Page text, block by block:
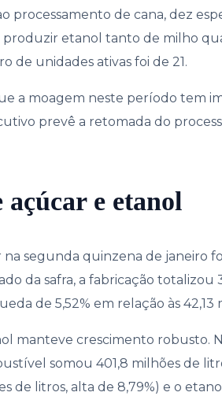
processamento de cana, dez
produzir etanol tanto de milho
de unidades ativas foi de 21.
a moagem neste período tem
prevê a retomada do
açúcar e etanol
segunda quinzena de janeiro
da safra, a fabricação totalizou
de 5,52% em relação às
manteve crescimento robusto.
somou 401,8 milhões de
de litros, alta de 8,79%) e o